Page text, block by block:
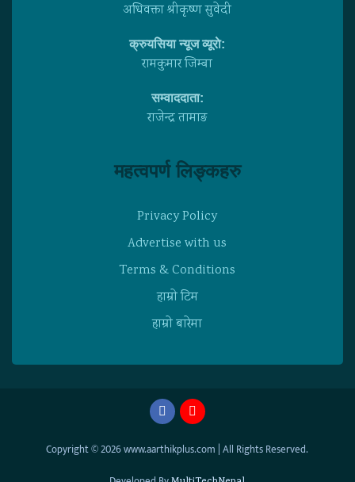
अधिवक्ता श्रीकृष्ण सुवेदी
क्रुयसिया न्यूज व्यूराे:
रामकुमार जिम्बा
सम्वाददाता:
राजेन्द्र तामाङ
महत्वपर्ण लिङ्कहरु
Privacy Policy
Advertise with us
Terms & Conditions
हाम्राे टिम
हाम्राे बारेमा
Copyright © 2026 www.aarthikplus.com | All Rights Reserved.